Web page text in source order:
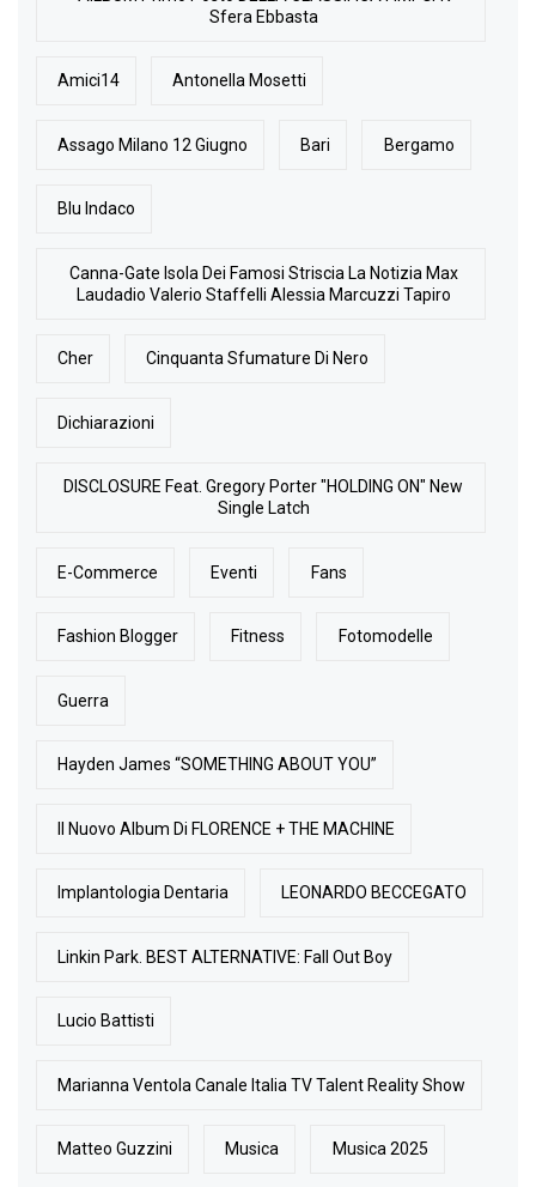
Sfera Ebbasta
Amici14 Antonella Mosetti
Assago Milano 12 Giugno Bari Bergamo
Blu Indaco
Canna-Gate Isola Dei Famosi Striscia La Notizia Max
Laudadio Valerio Staffelli Alessia Marcuzzi Tapiro
Cher Cinquanta Sfumature Di Nero
Dichiarazioni
DISCLOSURE Feat. Gregory Porter "HOLDING ON" New
Single Latch
E-Commerce Eventi Fans
Fashion Blogger Fitness Fotomodelle
Guerra
Hayden James “SOMETHING ABOUT YOU”
Il Nuovo Album Di FLORENCE + THE MACHINE
Implantologia Dentaria LEONARDO BECCEGATO
Linkin Park. BEST ALTERNATIVE: Fall Out Boy
Lucio Battisti
Marianna Ventola Canale Italia TV Talent Reality Show
Matteo Guzzini Musica Musica 2025